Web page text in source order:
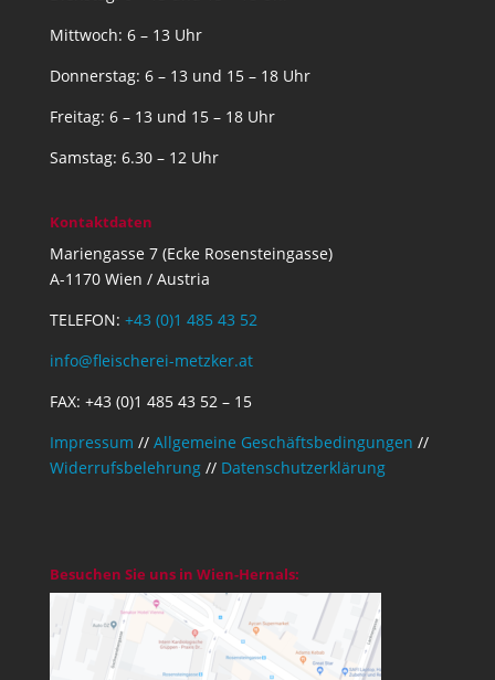
Mittwoch: 6 – 13 Uhr
Donnerstag: 6 – 13 und 15 – 18 Uhr
Freitag: 6 – 13 und 15 – 18 Uhr
Samstag: 6.30 – 12 Uhr
Kontaktdaten
Mariengasse 7 (Ecke Rosensteingasse)
A-1170 Wien / Austria
TELEFON: +43 (0)1 485 43 52
info@fleischerei-metzker.at
FAX: +43 (0)1 485 43 52 – 15
Impressum // Allgemeine Geschäftsbedingungen //
Widerrufsbelehrung// Datenschutzerklärung
Besuchen Sie uns in Wien-Hernals: